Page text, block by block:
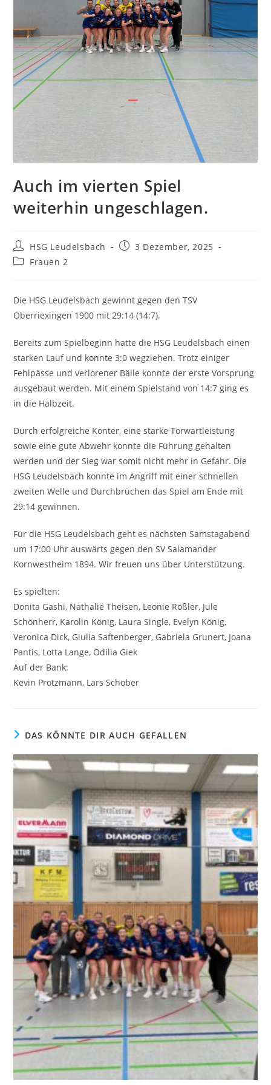
Auch im vierten Spiel
weiterhin ungeschlagen.
Beitrags-
Autor:
HSG Leudelsbach
Beitrag3 Dezember, 2025
Beitrags-
Frauen 2
Die HSG Leudelsbach gewinnt gegen den TSV
Oberriexingen 1900 mit 29:14 (14:7).
Bereits zum Spielbeginn hatte die HSG Leudelsbach einen
starken Lauf und konnte 3:0 wegziehen. Trotz einiger
Fehlpässe und verlorener Bälle konnte der erste Vorsprung
ausgebaut werden. Mit einem Spielstand von 14:7 ging es
in die Halbzeit.
Durch erfolgreiche Konter, eine starke Torwartleistung
sowie eine gute Abwehr konnte die Führung gehalten
werden und der Sieg war somit nicht mehr in Gefahr. Die
HSG Leudelsbach konnte im Angriff mit einer schnellen
zweiten Welle und Durchbrüchen das Spiel am Ende mit
29:14 gewinnen.
Für die HSG Leudelsbach geht es nächsten Samstagabend
um 17:00 Uhr auswärts gegen den SV Salamander
Kornwestheim 1894. Wir freuen uns über Unterstützung.
Es spielten:
Donita Gashi, Nathalie Theisen, Leonie Rößler, Jule
Schönherr, Karolin König, Laura Single, Evelyn König,
Veronica Dick, Giulia Saftenberger, Gabriela Grunert, Joana
Pantis, Lotta Lange, Odilia Giek
Auf der Bank:
Kevin Protzmann, Lars Schober
DAS KÖNNTE DIR AUCH GEFALLEN